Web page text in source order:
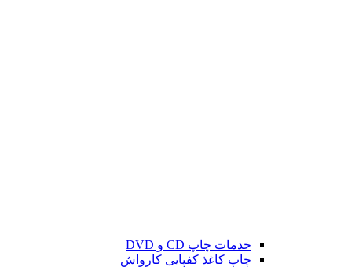
خدمات چاپ CD و DVD
چاپ کاغذ کفپایی کارواش